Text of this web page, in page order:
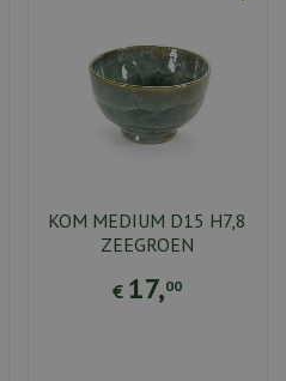
KOM MEDIUM D15 H7,8
ZEEGROEN
€ 17,00